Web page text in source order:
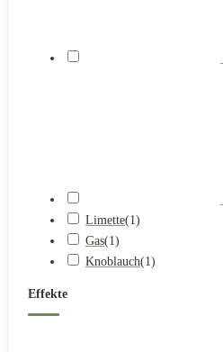
Limette(1)
Gas(1)
Knoblauch(1)
Effekte